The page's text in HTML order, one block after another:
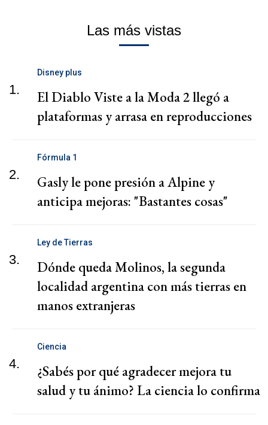
Las más vistas
1.
Disney plus
El Diablo Viste a la Moda 2 llegó a
plataformas y arrasa en reproducciones
2.
Fórmula 1
Gasly le pone presión a Alpine y
anticipa mejoras: "Bastantes cosas"
3.
Ley de Tierras
Dónde queda Molinos, la segunda
localidad argentina con más tierras en
manos extranjeras
4.
Ciencia
¿Sabés por qué agradecer mejora tu
salud y tu ánimo? La ciencia lo confirma